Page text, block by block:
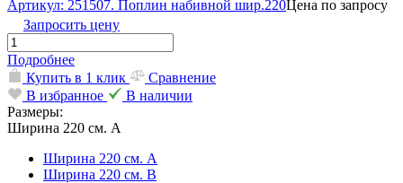
Артикул: 251507. Поплин набивной шир.220Цена по запросу
Запросить цену
Подробнее
Купить в 1 клик
Сравнение
В избранное
В наличии
Размеры:
Ширина 220 см. А
Ширина 220 см. А
Ширина 220 см. В